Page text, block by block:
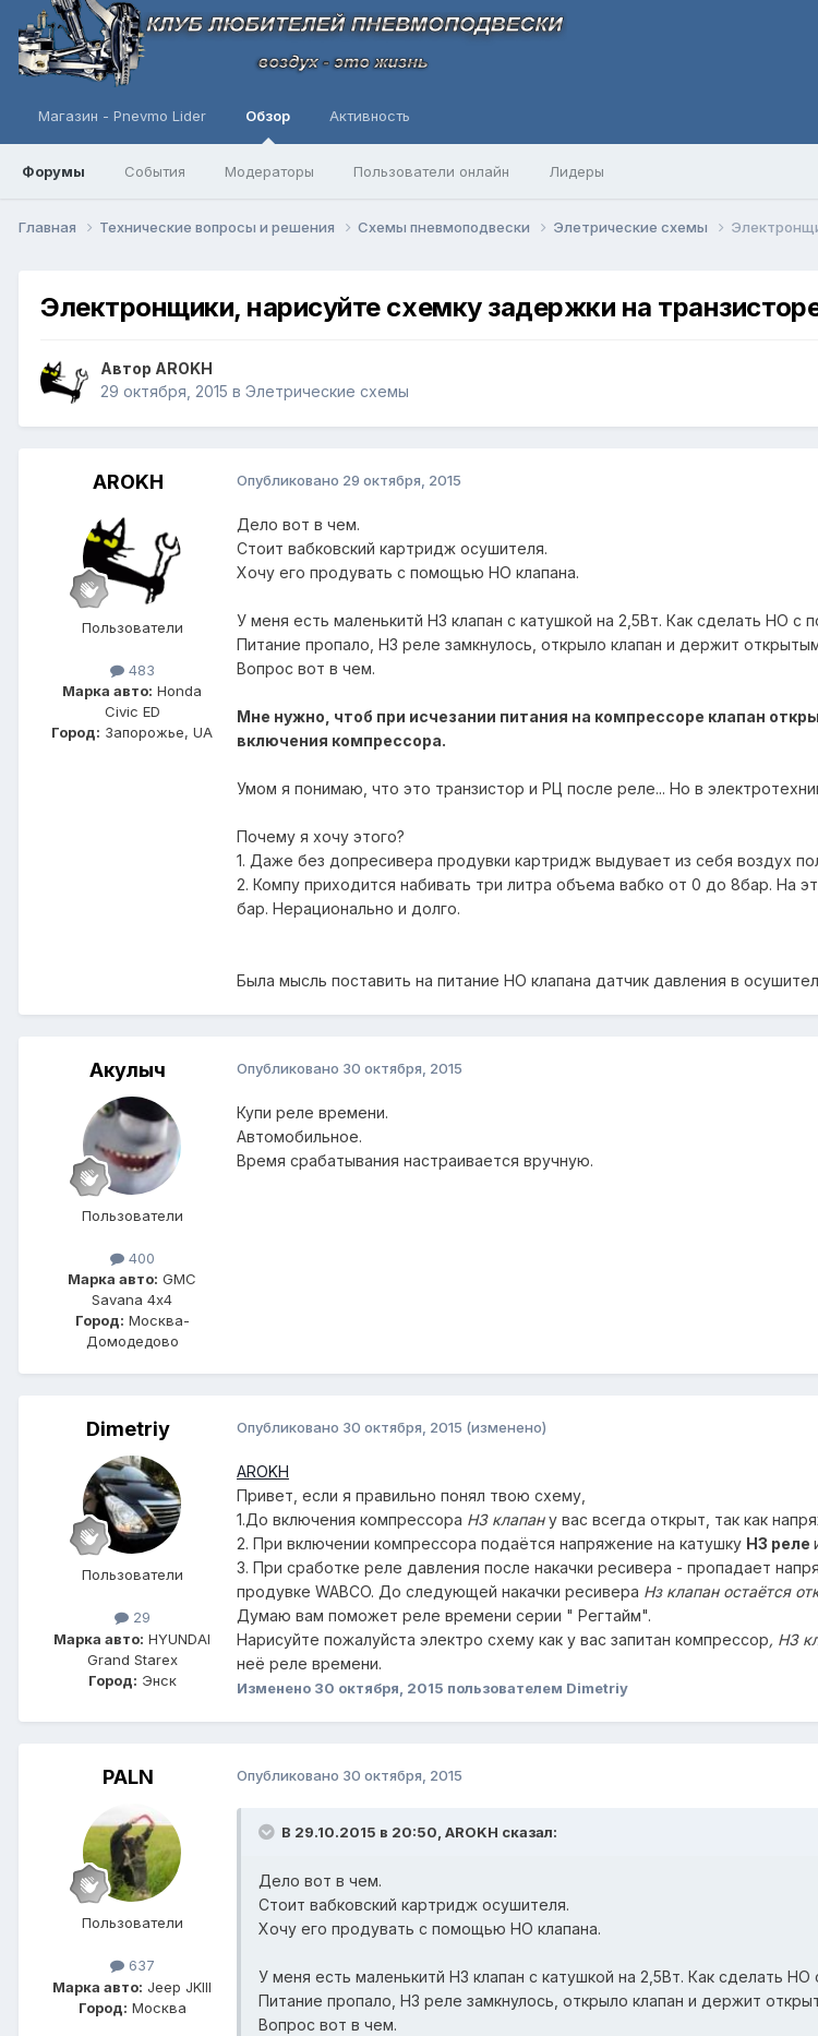
Магазин - Pnevmo Lider Обзор
Форумы События Модераторы Пользователи онлайн Лидеры
Активность
Главная Технические вопросы и решения Схемы пневмоподвески Элетрические схемы
Электронщики, нарисуйте схемку задержки на
Автор AROKH
29 октября, 2015 в Элетрические схемы
AROKH
Пользователи
483
Марка авто: Honda
Civic ED
Город: Запорожье, UA
Опубликовано 29 октября, 2015
Дело вот в чем.
Стоит вабковский картридж осушителя.
Хочу его продувать с помощью НО клапана.
У меня есть маленькитй НЗ клапан с катушкой на 2,5Вт. Как сделать НО
Питание пропало, НЗ реле замкнулось, открыло клапан и держит
Вопрос вот в чем.
Мне нужно, чтоб при исчезании питания на компрессоре клапан
включения компрессора.
Умом я понимаю, что это транзистор и РЦ после реле... Но в
Почему я хочу этого?
1. Даже без допресивера продувки картридж выдувает из себя воздух
2. Компу приходится набивать три литра объема вабко от 0 до 8бар. На
бар. Нерационально и долго.
Была мысль поставить на питание НО клапана датчик давления в
Акулыч
Пользователи
400
Марка авто: GMC
Savana 4х4
Город: Москва-
Домодедово
Опубликовано 30 октября, 2015
Купи реле времени.
Автомобильное.
Время срабатывания настраивается вручную.
Dimetriy
Пользователи
29
Марка авто: HYUNDAI
Grand Starex
Город: Энск
Опубликовано 30 октября, 2015 (изменено)
AROKH
Привет, если я правильно понял твою схему,
1.До включения компрессора НЗ клапану вас всегда открыт, так как
2. При включении компрессора подаётся напряжение на катушку НЗ реле
3. При сработке реле давления после накачки ресивера - пропадает
продувке WABCO. До следующей накачки ресивера Нз клапан остаётся
Думаю вам поможет реле времени серии " Регтайм".
Нарисуйте пожалуйста электро схему как у вас запитан компрессор, НЗ
неё реле времени.
Изменено 30 октября, 2015 пользователем Dimetriy
PALN
Пользователи
637
Марка авто: Jeep JKIII
Город: Москва
Опубликовано 30 октября, 2015
В 29.10.2015 в 20:50, AROKH сказал:
Дело вот в чем.
Стоит вабковский картридж осушителя.
Хочу его продувать с помощью НО клапана.
У меня есть маленькитй НЗ клапан с катушкой на 2,5Вт. Как сделать
Питание пропало, НЗ реле замкнулось, открыло клапан и держит
Вопрос вот в чем.